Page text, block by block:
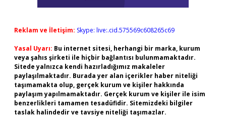
Reklam ve İletişim: Skype: live:.cid.575569c608265c69
Yasal Uyarı: Bu internet sitesi, herhangi bir marka, kurum
veya şahıs şirketi ile hiçbir bağlantısı bulunmamaktadır.
Sitede yalnızca kendi hazırladığımız makaleler
paylaşılmaktadır. Burada yer alan içerikler haber niteliği
taşımamakta olup, gerçek kurum ve kişiler hakkında
paylaşım yapılmamaktadır. Gerçek kurum ve kişiler ile isim
benzerlikleri tamamen tesadüfidir. Sitemizdeki bilgiler
taslak halindedir ve tavsiye niteliği taşımazlar.